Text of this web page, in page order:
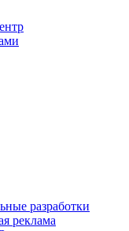
разработки
реклама